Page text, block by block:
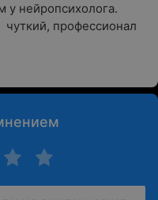
у нейропсихолога.
профессионал